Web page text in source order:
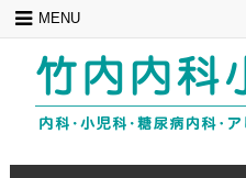
Skip
content
MENU